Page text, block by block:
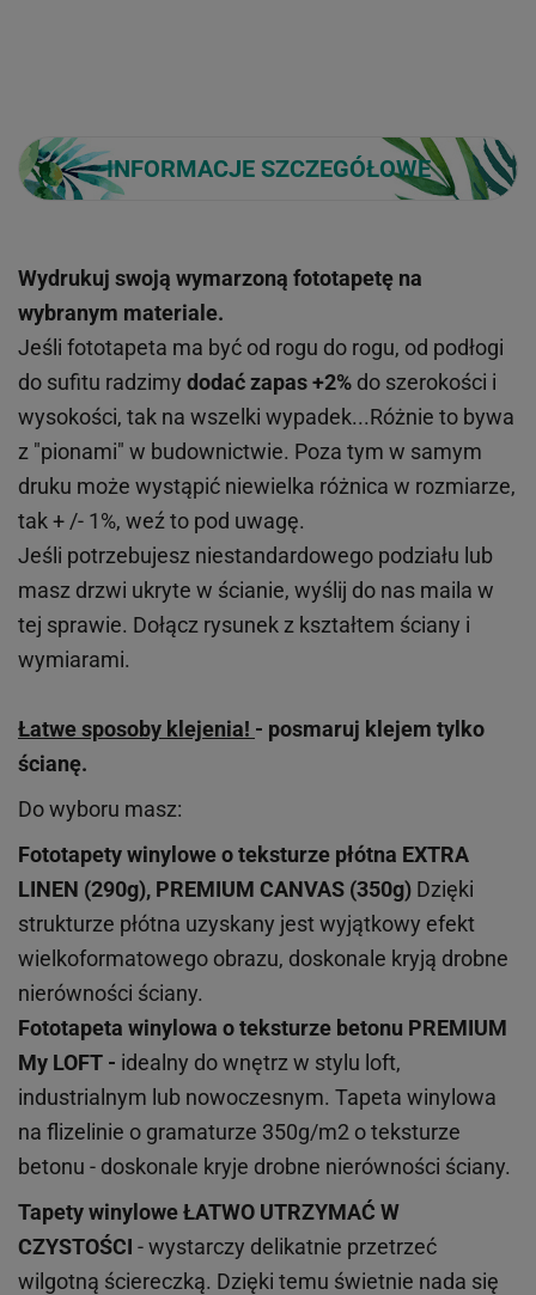
INFORMACJE SZCZEGÓŁOWE
Wydrukuj swoją wymarzoną fototapetę na
wybranym materiale.
Jeśli fototapeta ma być od rogu do rogu, od podłogi
do sufitu radzimy dodać zapas +2% do szerokości i
wysokości, tak na wszelki wypadek...Różnie to bywa
z "pionami" w budownictwie. Poza tym w samym
druku może wystąpić niewielka różnica w rozmiarze,
tak + /- 1%, weź to pod uwagę.
Jeśli potrzebujesz niestandardowego podziału lub
masz drzwi ukryte w ścianie, wyślij do nas maila w
tej sprawie. Dołącz rysunek z kształtem ściany i
wymiarami.
Łatwe sposoby klejenia! - posmaruj klejem tylko
ścianę.
Do wyboru masz:
Fototapety winylowe oteksturze płótna EXTRA
LINEN (290g), PREMIUM CANVAS (350g) Dzięki
strukturze płótna uzyskany jest wyjątkowy efekt
wielkoformatowego obrazu, doskonale kryją drobne
nierówności ściany.
Fototapeta winylowa oteksturze betonu PREMIUM
My LOFT - idealny do wnętrz w stylu loft,
industrialnym lub nowoczesnym. Tapeta winylowa
na flizelinie o gramaturze 350g/m2 o teksturze
betonu - doskonale kryje drobne nierówności ściany.
Tapety winyloweŁATWO UTRZYMAĆ W
CZYSTOŚCI - wystarczy delikatnie przetrzeć
wilgotną ściereczką. Dzięki temu świetnie nada się